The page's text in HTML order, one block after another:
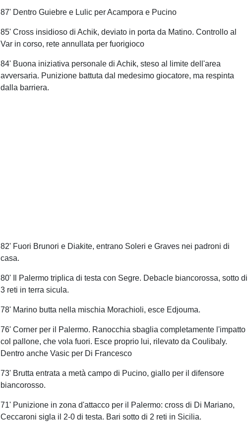
87' Dentro Guiebre e Lulic per Acampora e Pucino
85' Cross insidioso di Achik, deviato in porta da Matino. Controllo al
Var in corso, rete annullata per fuorigioco
84' Buona iniziativa personale di Achik, steso al limite dell'area
avversaria. Punizione battuta dal medesimo giocatore, ma respinta
dalla barriera.
82' Fuori Brunori e Diakite, entrano Soleri e Graves nei padroni di
casa.
80' Il Palermo triplica di testa con Segre. Debacle biancorossa, sotto di
3 reti in terra sicula.
78' Marino butta nella mischia Morachioli, esce Edjouma.
76' Corner per il Palermo. Ranocchia sbaglia completamente l'impatto
col pallone, che vola fuori. Esce proprio lui, rilevato da Coulibaly.
Dentro anche Vasic per Di Francesco
73' Brutta entrata a metà campo di Pucino, giallo per il difensore
biancorosso.
71' Punizione in zona d'attacco per il Palermo: cross di Di Mariano,
Ceccaroni sigla il 2-0 di testa. Bari sotto di 2 reti in Sicilia.